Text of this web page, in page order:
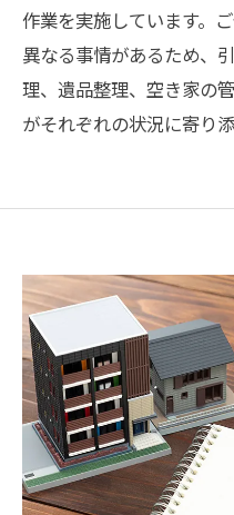
作業を実施しています。
異なる事情があるため、
理、遺品整理、空き家の
がそれぞれの状況に寄り